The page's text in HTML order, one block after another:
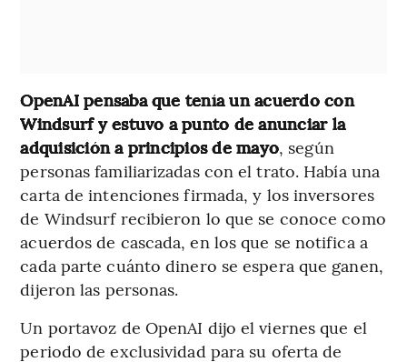
OpenAI pensaba que tenía un acuerdo con
Windsurf y estuvo a punto de anunciar la
adquisición a principios de mayo, según
personas familiarizadas con el trato. Había una
carta de intenciones firmada, y los inversores
de Windsurf recibieron lo que se conoce como
acuerdos de cascada, en los que se notifica a
cada parte cuánto dinero se espera que ganen,
dijeron las personas.
Un portavoz de OpenAI dijo el viernes que el
periodo de exclusividad para su oferta de